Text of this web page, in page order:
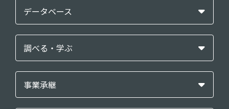
データベース
調べる・学ぶ
事業承継